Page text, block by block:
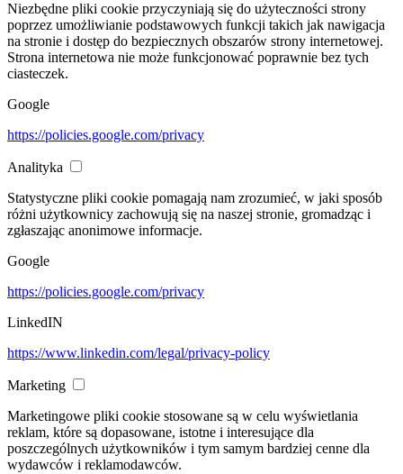
Niezbędne pliki cookie przyczyniają się do użyteczności strony
poprzez umożliwianie podstawowych funkcji takich jak nawigacja
na stronie i dostęp do bezpiecznych obszarów strony internetowej.
Strona internetowa nie może funkcjonować poprawnie bez tych
ciasteczek.
Google
https://policies.google.com/privacy
Analityka
Statystyczne pliki cookie pomagają nam zrozumieć, w jaki sposób
różni użytkownicy zachowują się na naszej stronie, gromadząc i
zgłaszając anonimowe informacje.
Google
https://policies.google.com/privacy
LinkedIN
https://www.linkedin.com/legal/privacy-policy
Marketing
Marketingowe pliki cookie stosowane są w celu wyświetlania
reklam, które są dopasowane, istotne i interesujące dla
poszczególnych użytkowników i tym samym bardziej cenne dla
wydawców i reklamodawców.